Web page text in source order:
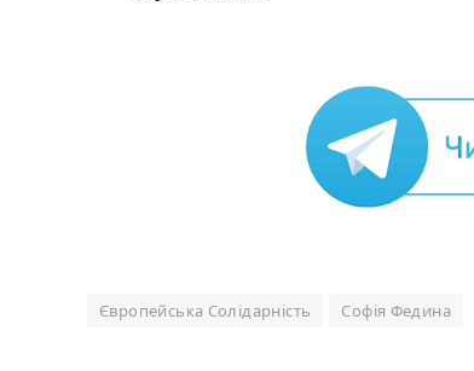
Європейська Солідарність Софія Федина